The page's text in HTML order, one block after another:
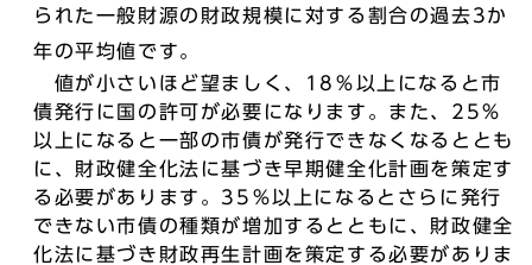
られた一般財源の財政規模に対する割合の過去3か
年の平均値です。
値が小さいほど望ましく、18％以上になると市
債発行に国の許可が必要になります。また、25％
以上になると一部の市債が発行できなくなるととも
に、財政健全化法に基づき早期健全化計画を策定す
る必要があります。35％以上になるとさらに発行
できない市債の種類が増加するとともに、財政健全
化法に基づき財政再生計画を策定する必要がありま